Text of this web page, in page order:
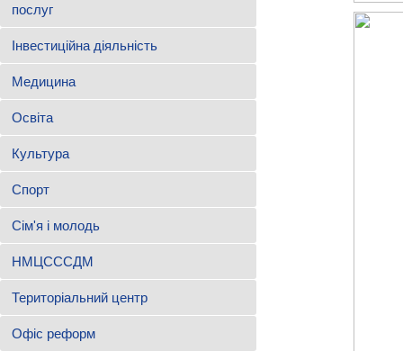
послуг
Інвестиційна діяльність
Медицина
Освіта
Культура
Спорт
Сім'я і молодь
НМЦСССДМ
Територіальний центр
Офіс реформ